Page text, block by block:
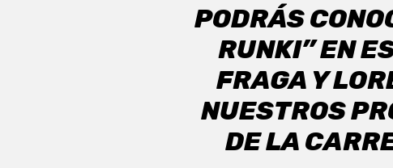
PODRÁS
RUNKI” EN
FRAGA Y
NUESTROS
DE LA